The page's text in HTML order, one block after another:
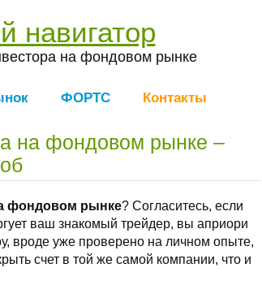
навигатор
на фондовом рынке
ФОРТС Контакты
на фондовом рынке –
фондовом рынке? Согласитесь, если
ваш знакомый трейдер, вы априори
вроде уже проверено на личном опыте,
счет в той же самой компании, что и